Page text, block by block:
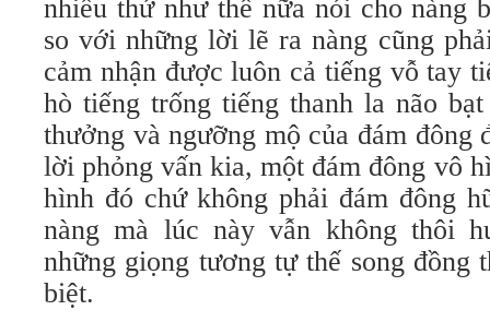
nhiều thứ như thế nữa nói cho nàng
so với những lời lẽ ra nàng cũng
cảm nhận được luôn cả tiếng vỗ tay
hò tiếng trống tiếng thanh la não
thưởng và ngưỡng mộ của đám đông
lời phỏng vấn kia, một đám đông vô
hình đó chứ không phải đám đông
nàng mà lúc này vẫn không thôi
những giọng tương tự thế song đồng
biệt.